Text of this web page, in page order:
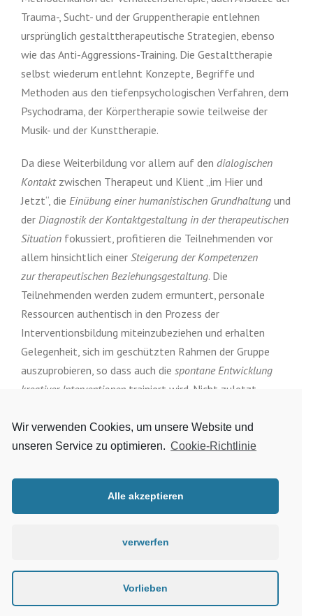
Wir verwenden Cookies, um unsere Website und
unseren Service zu optimieren. Cookie-Richtlinie
Alle akzeptieren
verwerfen
Vorlieben
Trauma-, Sucht- und der Gruppentherapie entlehnen
ursprünglich gestalttherapeutische Strategien, ebenso
wie das Anti-Aggressions-Training. Die Gestalttherapie
selbst wiederum entlehnt Konzepte, Begriffe und
Methoden aus den tiefenpsychologischen Verfahren, dem
Psychodrama, der Körpertherapie sowie teilweise der
Musik- und der Kunsttherapie.
Da diese Weiterbildung vor allem auf den dialogischen
Kontaktzwischen Therapeut und Klient „im Hier und
Jetzt“, die Einübung einer humanistischen Grundhaltung und
der Diagnostik der Kontaktgestaltung in der therapeutischen
Situation fokussiert, profitieren die Teilnehmenden vor
allem hinsichtlich einer Steigerung der Kompetenzen
zur therapeutischen Beziehungsgestaltung. Die
Teilnehmenden werden zudem ermuntert, personale
Ressourcen authentisch in den Prozess der
Interventionsbildung miteinzubeziehen und erhalten
Gelegenheit, sich im geschützten Rahmen der Gruppe
auszuprobieren, so dass auch die spontane Entwicklung
kreativer Interventionen trainiert wird. Nicht zuletzt
bietet einen erstenEinblick in die gestalttherapeutische
Arbeit mit Gruppen.
Facebook
Empfehlen